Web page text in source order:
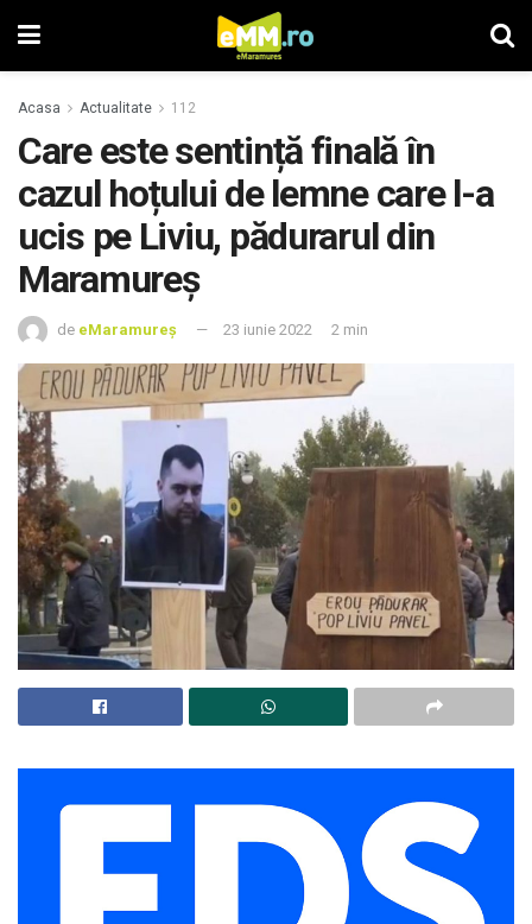
Acasa Actualitate 112
Care este sentință finală în
cazul hoțului de lemne care l-a
ucis pe Liviu, pădurarul din
Maramureș
de eMaramureș 23 iunie 2022 2 min